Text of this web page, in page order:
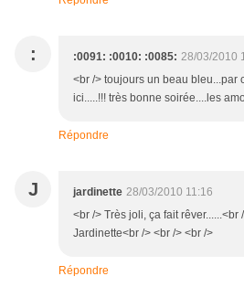
: :0091: :0010: :0085: 28/03/2010
<br /> toujours un beau bleu...par
ici.....!!! très bonne soirée....les
Répondre
J jardinette 28/03/2010 11:16
<br /> Très joli, ça fait
Jardinette<br /> <br /> <br />
Répondre